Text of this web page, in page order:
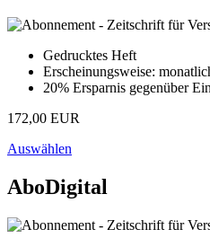
Gedrucktes Heft
Erscheinungsweise:
20% Ersparnis gegenüber
172,00 EUR
Auswählen
AboDigital